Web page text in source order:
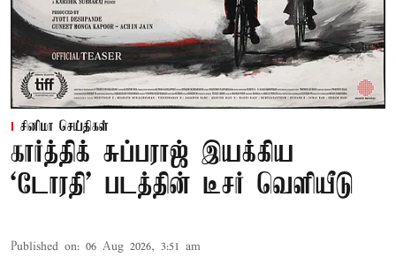
சினிமா செய்திகள்
கார்த்திக் சுப்பராஜ் இயக்கிய
`டோரதி' படத்தின் டீசர் வெளியீடு
Published on: 06 Aug 2026, 3:51 am